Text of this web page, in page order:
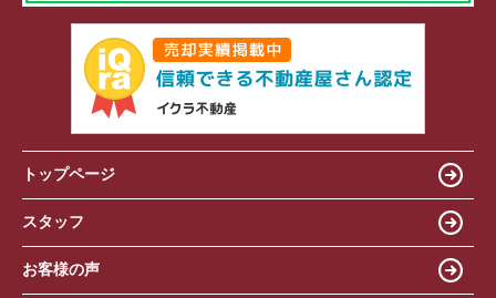
トップページ
スタッフ
お客様の声